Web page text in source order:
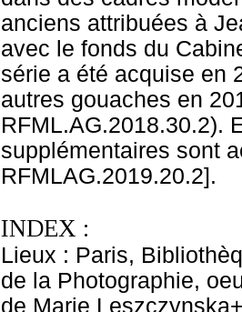
anciens attribuées à
avec le fonds du
série a été acquise en
autres gouaches en
RFML.AG.2018.30.2).
supplémentaires sont
RFMLAG.2019.20.2].
INDEX :
Lieux : Paris,
de la Photographie,
de Marie